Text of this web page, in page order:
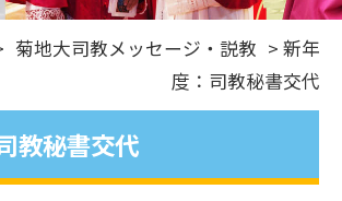
菊地大司教メッセージ・説教 > 新年
度：司教秘書交代
教秘書交代